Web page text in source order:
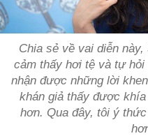
Chia sẻ về vai diễn
cảm thấy hơi tệ và tự
nhận được những lời
khán giả thấy được
hơn. Qua đây, tôi ý